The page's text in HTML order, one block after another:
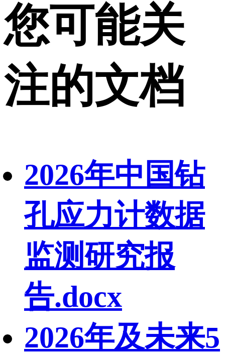
您可能关
注的文档
2026年中国钻
孔应力计数据
监测研究报
告.docx
2026年及未来5